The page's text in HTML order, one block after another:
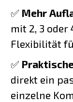
✅ Mehr
mit 2, 3
Flexibilität
✅
direkt ein
einzelne